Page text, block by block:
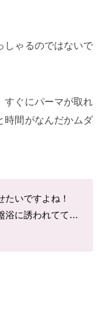
しゃるのではないで
すぐにパーマが取れ
時間がなんだかムダ
たいですよね！
浴に誘われてて…